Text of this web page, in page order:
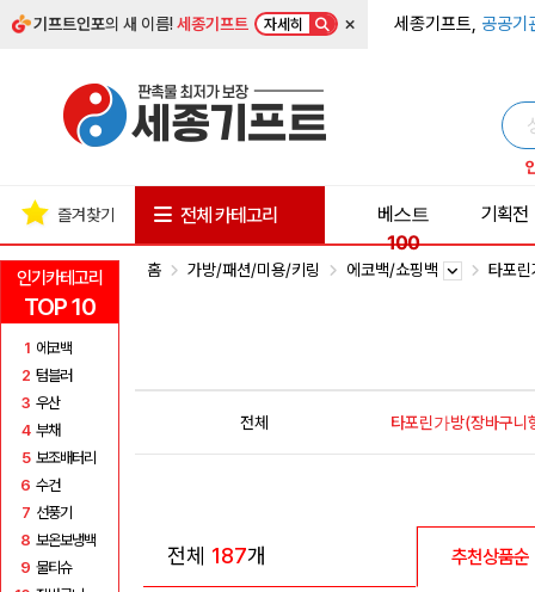
기프트인포의 새 이름!세종기프트 자세히 × 세종기프트, 공공기
인기카테고리
TOP 10
1 에코백
2 텀블러
3 우산
4 부채
5 보조배터리
6 수건
7 선풍기
8 보온보냉백
9 물티슈
즐겨찾기 전체 카테고리
베스트
100
기획전
홈 가방/패션/미용/키링 에코백/쇼핑백 타포
전체 타포린가방(장바구니
전체 187개 추천상품순